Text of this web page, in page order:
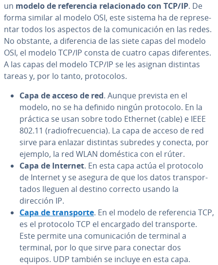
un modelo de re­fe­re­n­cia re­la­cio­na­do con TCP/IP. De
forma similar al modelo OSI, este sistema ha de re­pre­se­
n­tar todos los aspectos de la co­mu­ni­ca­ción en las redes.
No obstante, a di­fe­re­n­cia de las siete capas del modelo
OSI, el modelo TCP/IP consta de cuatro capas di­fe­re­n­tes.
A las capas del modelo TCP/IP se les asignan distintas
tareas y, por lo tanto, pro­to­co­los.
Capa de acceso de red. Aunque prevista en el
modelo, no se ha definido ningún protocolo. En la
práctica se usan sobre todo Ethernet (cable) e IEEE
802.11 (ra­dio­fre­cue­n­cia). La capa de acceso de red
sirve para enlazar distintas subredes y conecta, por
ejemplo, la red WLAN doméstica con el rúter.
Capa de Internet. En esta capa actúa el protocolo
de Internet y se asegura de que los datos tra­n­s­po­r­
ta­dos lleguen al destino correcto usando la
dirección IP.
Capa de tra­n­s­po­r­te. En el modelo de re­fe­re­n­cia TCP,
es el protocolo TCP el encargado del tra­n­s­po­r­te.
Este permite una co­mu­ni­ca­ción de terminal a
terminal, por lo que sirve para conectar dos
equipos. UDP también se incluye en esta capa.